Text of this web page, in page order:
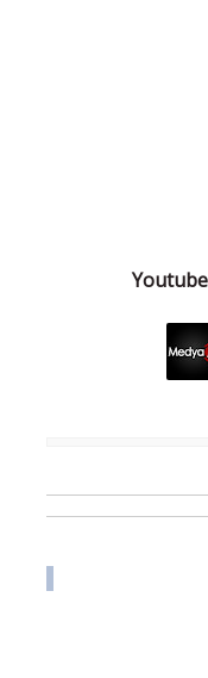
Youtube